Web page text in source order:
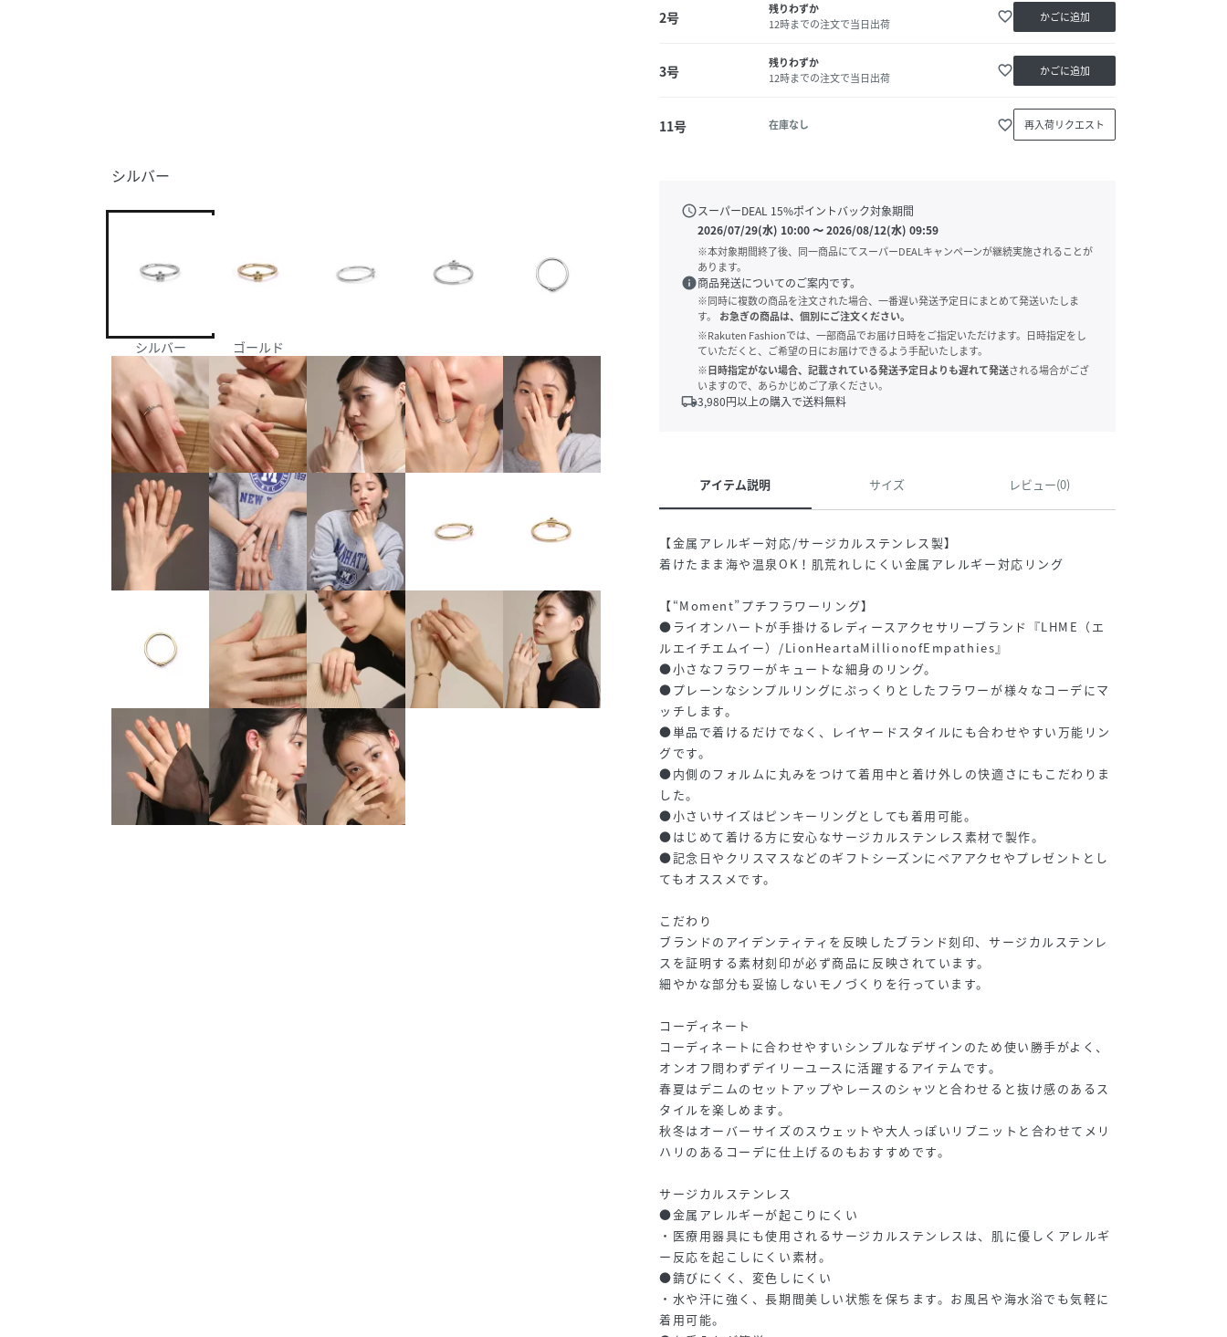
シルバー
シルバー ゴールド
2号
残りわずか
12時までの注文で当日出荷
favorite_border かごに追加
3号
残りわずか
12時までの注文で当日出荷
favorite_border かごに追加
11号 在庫なし favorite_border 再入荷リクエスト
scheduleスーパーDEAL 15%ポイントバック対象期間
2026/07/29(水) 10:00〜2026/08/12(水) 09:59
※本対象期間終了後、同一商品にてスーパーDEALキャンペーンが継続実施されることが
あります。
info商品発送についてのご案内です。
※同時に複数の商品を注文された場合、一番遅い発送予定日にまとめて発送いたしま
す。
お急ぎの商品は、個別にご注文ください。
※Rakuten Fashionでは、一部商品でお届け日時をご指定いただけます。日時指定をし
ていただくと、ご希望の日にお届けできるよう手配いたします。
※日時指定がない場合、記載されている発送予定日よりも遅れて発送される場合がござ
いますので、あらかじめご了承ください。
local_shipping3,980円以上の購入で送料無料
アイテム説明 サイズ レビュー(0)
【金属アレルギー対応/サージカルステンレス製】
着けたまま海や温泉OK！肌荒れしにくい金属アレルギー対応リング
【“Moment”プチフラワーリング】
●ライオンハートが手掛けるレディースアクセサリーブランド『LHME（エ
ルエイチエムイー）/LionHeartaMillionofEmpathies』
●小さなフラワーがキュートな細身のリング。
●プレーンなシンプルリングにぷっくりとしたフラワーが様々なコーデにマ
ッチします。
●単品で着けるだけでなく、レイヤードスタイルにも合わせやすい万能リン
グです。
●内側のフォルムに丸みをつけて着用中と着け外しの快適さにもこだわりま
した。
●小さいサイズはピンキーリングとしても着用可能。
●はじめて着ける方に安心なサージカルステンレス素材で製作。
●記念日やクリスマスなどのギフトシーズンにペアアクセやプレゼントとし
てもオススメです。
こだわり
ブランドのアイデンティティを反映したブランド刻印、サージカルステンレ
スを証明する素材刻印が必ず商品に反映されています。
細やかな部分も妥協しないモノづくりを行っています。
コーディネート
コーディネートに合わせやすいシンプルなデザインのため使い勝手がよく、
オンオフ問わずデイリーユースに活躍するアイテムです。
春夏はデニムのセットアップやレースのシャツと合わせると抜け感のあるス
タイルを楽しめます。
秋冬はオーバーサイズのスウェットや大人っぽいリブニットと合わせてメリ
ハリのあるコーデに仕上げるのもおすすめです。
サージカルステンレス
●金属アレルギーが起こりにくい
・医療用器具にも使用されるサージカルステンレスは、肌に優しくアレルギ
ー反応を起こしにくい素材。
●錆びにくく、変色しにくい
・水や汗に強く、長期間美しい状態を保ちます。お風呂や海水浴でも気軽に
着用可能。